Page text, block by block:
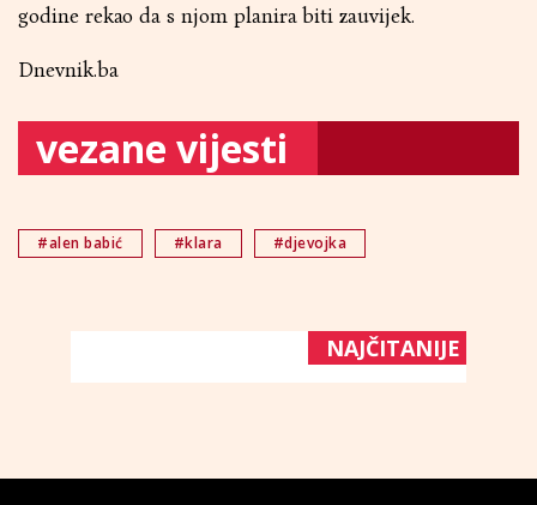
godine rekao da s njom planira biti zauvijek.
Dnevnik.ba
vezane vijesti
#alen babić #klara #djevojka
NAJČITANIJE